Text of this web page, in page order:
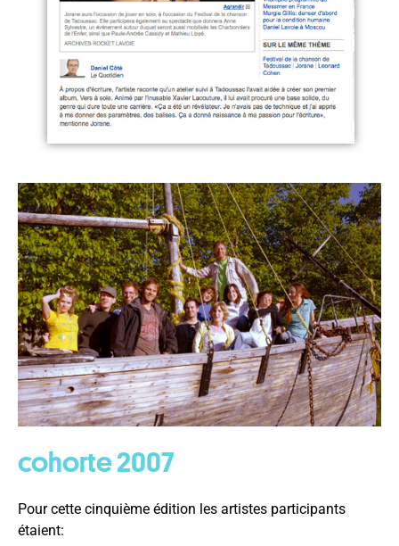
cohorte 2007
Pour cette cinquième édition les artistes participants
étaient: